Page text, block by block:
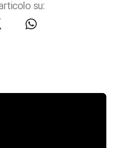
su: